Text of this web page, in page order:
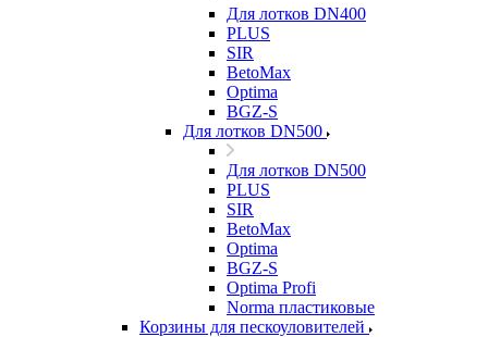
Для лотков DN400
PLUS
SIR
BetoMax
Optima
BGZ-S
Для лотков DN500
Для лотков DN500
PLUS
SIR
BetoMax
Optima
BGZ-S
Optima Profi
Norma пластиковые
Корзины для пескоуловителей